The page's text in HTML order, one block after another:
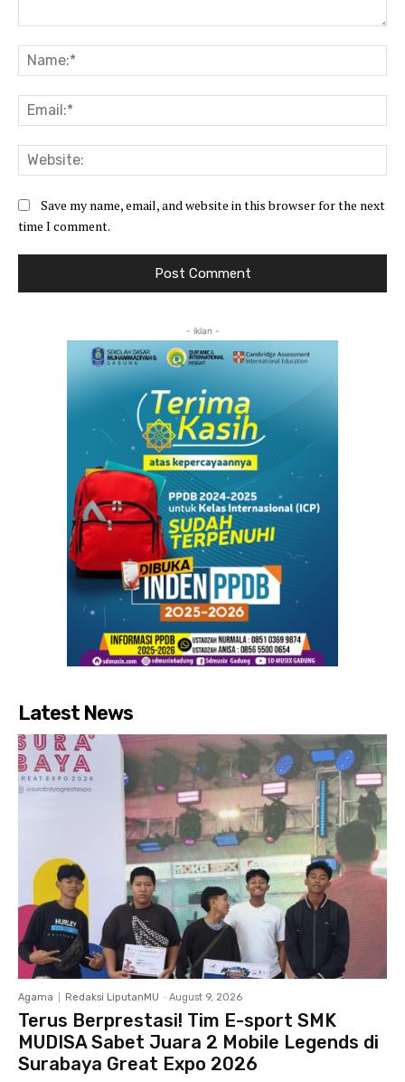
Save my name, email, and website in this browser for the next
time I comment.
- iklan -
Latest News
Agama Redaksi LiputanMU - August 9, 2026
Terus Berprestasi! Tim E-sport SMK
MUDISA Sabet Juara 2 Mobile Legends di
Surabaya Great Expo 2026